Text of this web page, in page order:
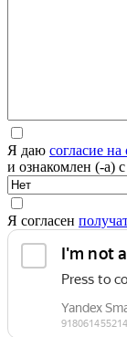
Я даю согласие
и ознакомлен (-а) с
Я согласен